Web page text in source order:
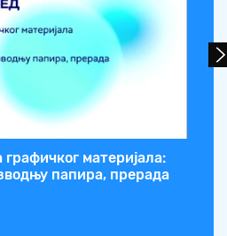
материјала:
папира, прерада